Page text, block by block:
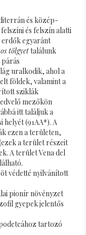
és közép-
és felszín alatti
erdők egyaránt
tölgyettalálunk
párás
uralkodik, ahol a
földek, valamint a
sziklák
mezőkön
itt találjuk a
helyét (91AA*). A
ezen a területen,
a terület részeit
A terület Vena del
védetté nyilvánított
pionír növényzet
gyepek jelentős
tartozó